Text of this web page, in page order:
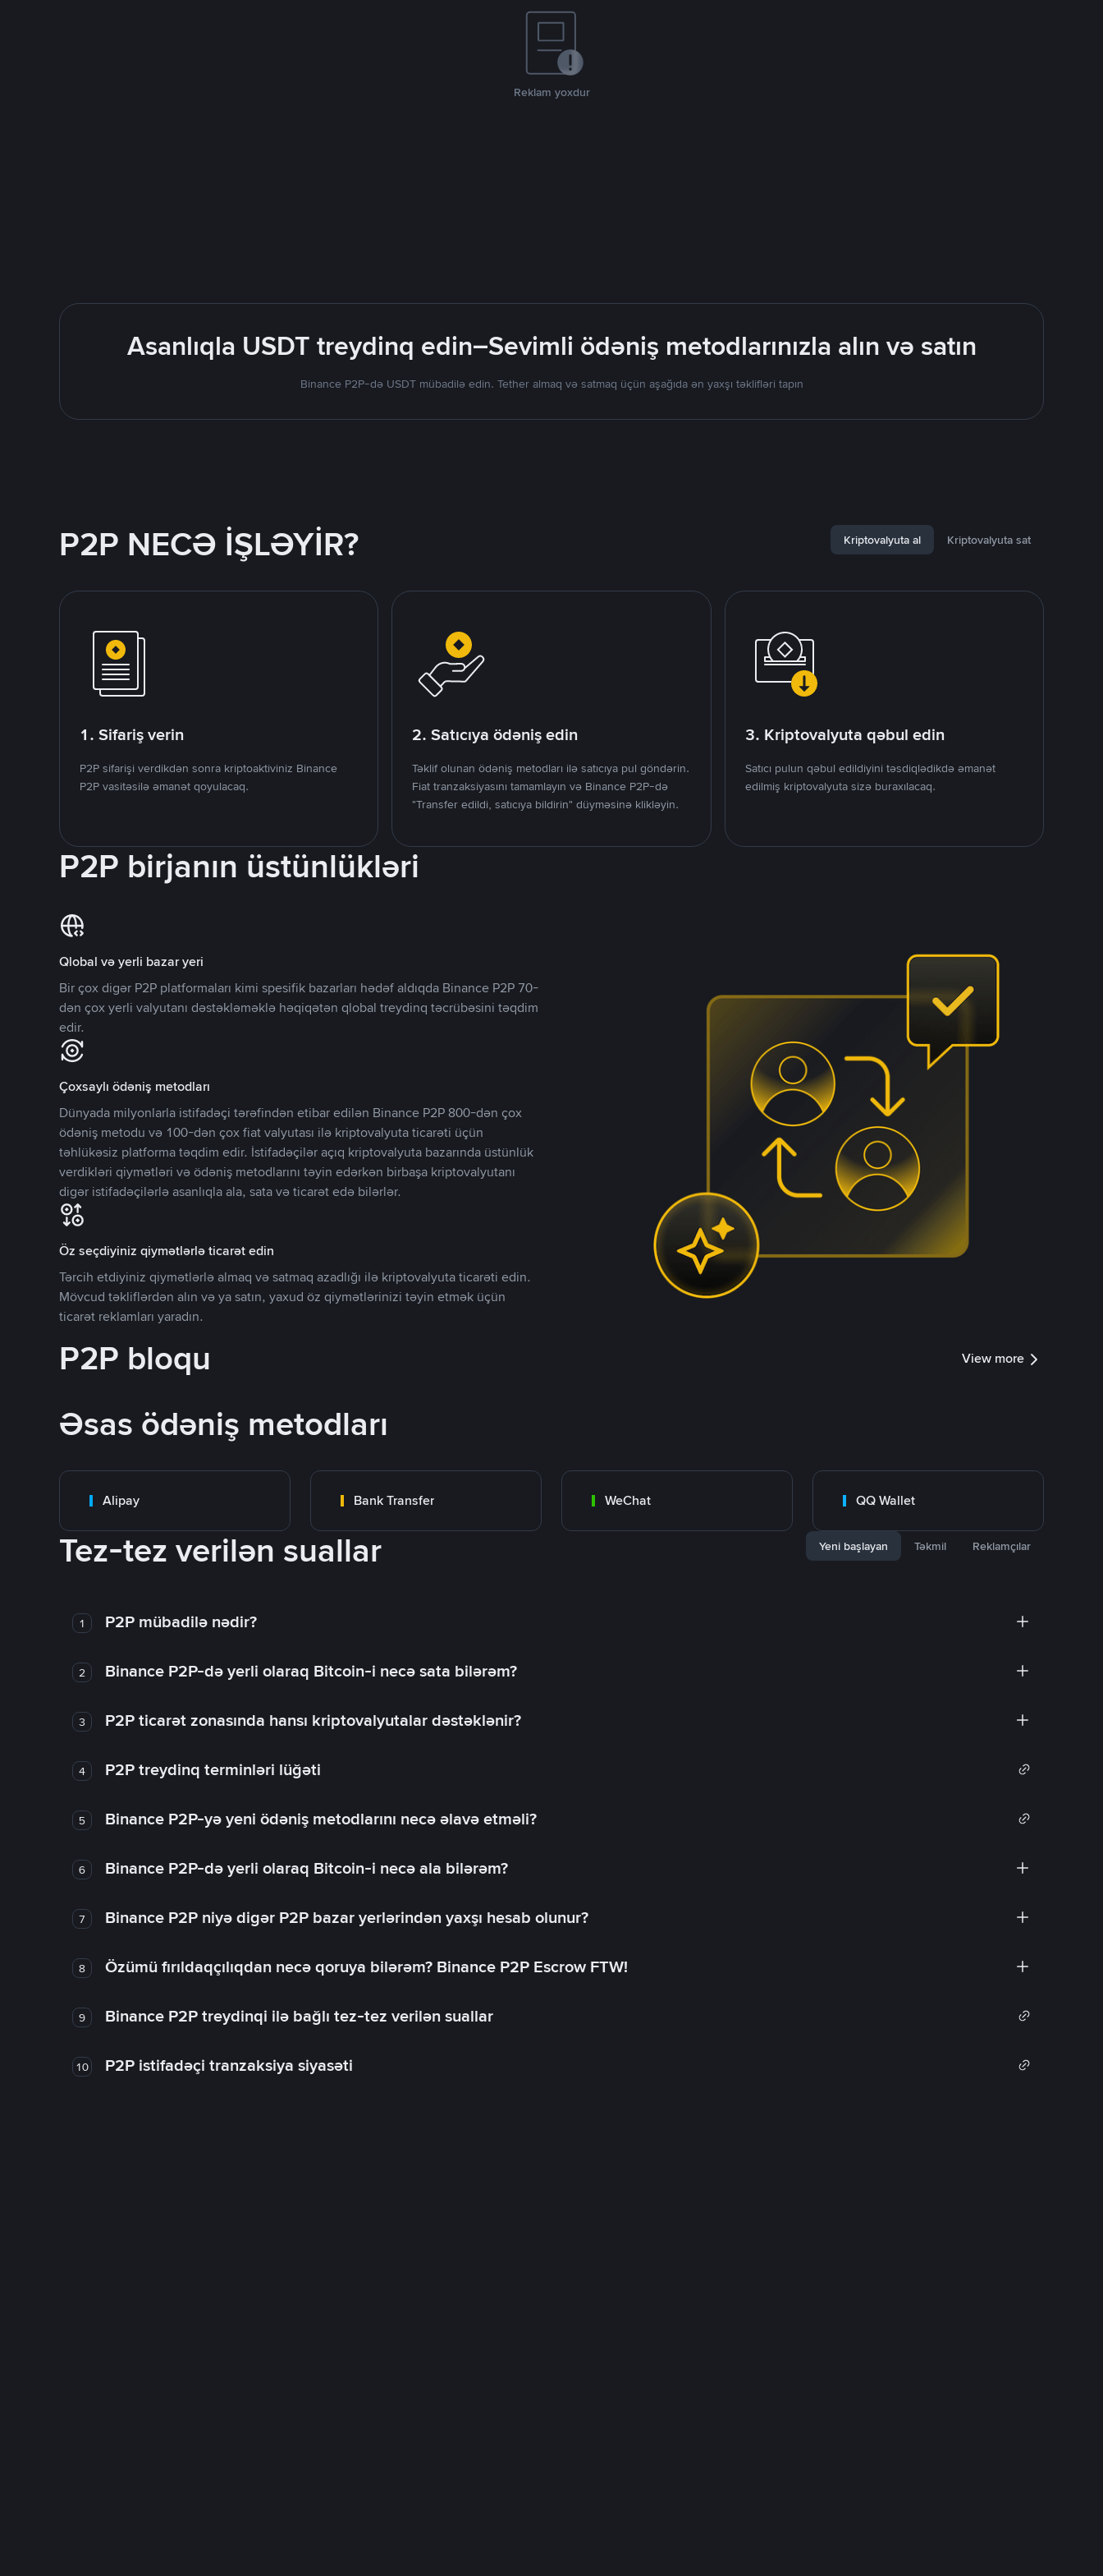
Reklam yoxdur
Asanlıqla USDT treydinq edin–Sevimli ödəniş metodlarınızla alın və satın
Binance P2P-də USDT mübadilə edin. Tether almaq və satmaq üçün aşağıda ən yaxşı təklifləri tapın
P2P NECƏ İŞLƏYİR? Kriptovalyuta al Kriptovalyuta sat
1. Sifariş verin
P2P sifarişi verdikdən sonra kriptoaktiviniz Binance
P2P vasitəsilə əmanət qoyulacaq.
2. Satıcıya ödəniş edin
Təklif olunan ödəniş metodları ilə satıcıya pul göndərin.
Fiat tranzaksiyasını tamamlayın və Binance P2P-də
"Transfer edildi, satıcıya bildirin" düyməsinə klikləyin.
3. Kriptovalyuta qəbul edin
Satıcı pulun qəbul edildiyini təsdiqlədikdə əmanət
edilmiş kriptovalyuta sizə buraxılacaq.
P2P birjanın üstünlükləri
Qlobal və yerli bazar yeri
Bir çox digər P2P platformaları kimi spesifik bazarları hədəf aldıqda Binance P2P 70-
dən çox yerli valyutanı dəstəkləməklə həqiqətən qlobal treydinq təcrübəsini təqdim
edir.
Çoxsaylı ödəniş metodları
Dünyada milyonlarla istifadəçi tərəfindən etibar edilən Binance P2P 800-dən çox
ödəniş metodu və 100-dən çox fiat valyutası ilə kriptovalyuta ticarəti üçün
təhlükəsiz platforma təqdim edir. İstifadəçilər açıq kriptovalyuta bazarında üstünlük
verdikləri qiymətləri və ödəniş metodlarını təyin edərkən birbaşa kriptovalyutanı
digər istifadəçilərlə asanlıqla ala, sata və ticarət edə bilərlər.
Öz seçdiyiniz qiymətlərlə ticarət edin
Tərcih etdiyiniz qiymətlərlə almaq və satmaq azadlığı ilə kriptovalyuta ticarəti edin.
Mövcud təkliflərdən alın və ya satın, yaxud öz qiymətlərinizi təyin etmək üçün
ticarət reklamları yaradın.
P2P bloqu View more
Əsas ödəniş metodları
Alipay Bank Transfer WeChat QQ Wallet
Tez-tez verilən suallar Yeni başlayan Təkmil Reklamçılar
1 P2P mübadilə nədir?
2 Binance P2P-də yerli olaraq Bitcoin-i necə sata bilərəm?
3 P2P ticarət zonasında hansı kriptovalyutalar dəstəklənir?
4 P2P treydinq terminləri lüğəti
5 Binance P2P-yə yeni ödəniş metodlarını necə əlavə etməli?
6 Binance P2P-də yerli olaraq Bitcoin-i necə ala bilərəm?
7 Binance P2P niyə digər P2P bazar yerlərindən yaxşı hesab olunur?
8 Özümü fırıldaqçılıqdan necə qoruya bilərəm? Binance P2P Escrow FTW!
9 Binance P2P treydinqi ilə bağlı tez-tez verilən suallar
10 P2P istifadəçi tranzaksiya siyasəti